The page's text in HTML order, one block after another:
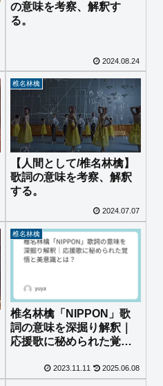
の意味を考察、解釈す
る。
2024.08.24
椎名林檎
【人間として/椎名林檎】
歌詞の意味を考察、解釈
する。
2024.07.07
椎名林檎
椎名林檎「NIPPON」歌
詞の意味を深掘り解釈｜
応援歌に秘められた覚悟
2023.11.11 2025.06.08